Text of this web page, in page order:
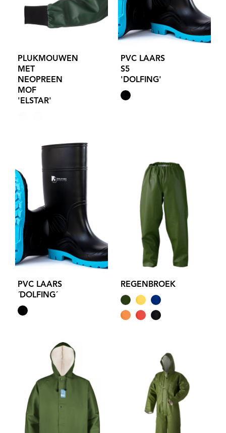
PLUKMOUWEN
MET
NEOPREEN
MOF
'ELSTAR'
PVC LAARS
S5
'DOLFING'
PVC LAARS
´DOLFING´
REGENBROEK